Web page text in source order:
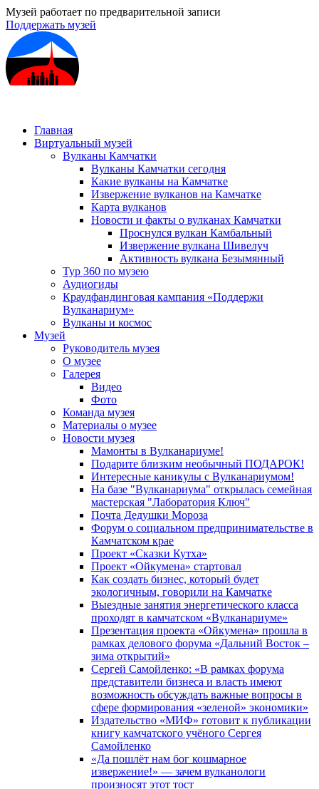
Музей работает по предварительной записи
Поддержать музей
Главная
Виртуальный музей
Вулканы Камчатки
Вулканы Камчатки сегодня
Какие вулканы на Камчатке
Извержение вулканов на Камчатке
Карта вулканов
Новости и факты о вулканах Камчатки
Проснулся вулкан Камбальный
Извержение вулкана Шивелуч
Активность вулкана Безымянный
Тур 360 по музею
Аудиогиды
Краудфандинговая кампания «Поддержи
Вулканариум»
Вулканы и космос
Музей
Руководитель музея
О музее
Галерея
Видео
Фото
Команда музея
Материалы о музее
Новости музея
Мамонты в Вулканариуме!
Подарите близким необычный ПОДАРОК!
Интересные каникулы с Вулканариумом!
На базе "Вулканариума" открылась семейная
мастерская "Лаборатория Ключ"
Почта Дедушки Мороза
Форум о социальном предпринимательстве в
Камчатском крае
Проект «Сказки Кутха»
Проект «Ойкумена» стартовал
Как создать бизнес, который будет
экологичным, говорили на Камчатке
Выездные занятия энергетического класса
проходят в камчатском «Вулканариуме»
Презентация проекта «Ойкумена» прошла в
рамках делового форума «Дальний Восток –
зима открытий»
Сергей Самойленко: «В рамках форума
представители бизнеса и власть имеют
возможность обсуждать важные вопросы в
сфере формирования «зеленой» экономики»
Издательство «МИФ» готовит к публикации
книгу камчатского учёного Сергея
Самойленко
«Да пошлёт нам бог кошмарное
извержение!» — зачем вулканологи
произносят этот тост